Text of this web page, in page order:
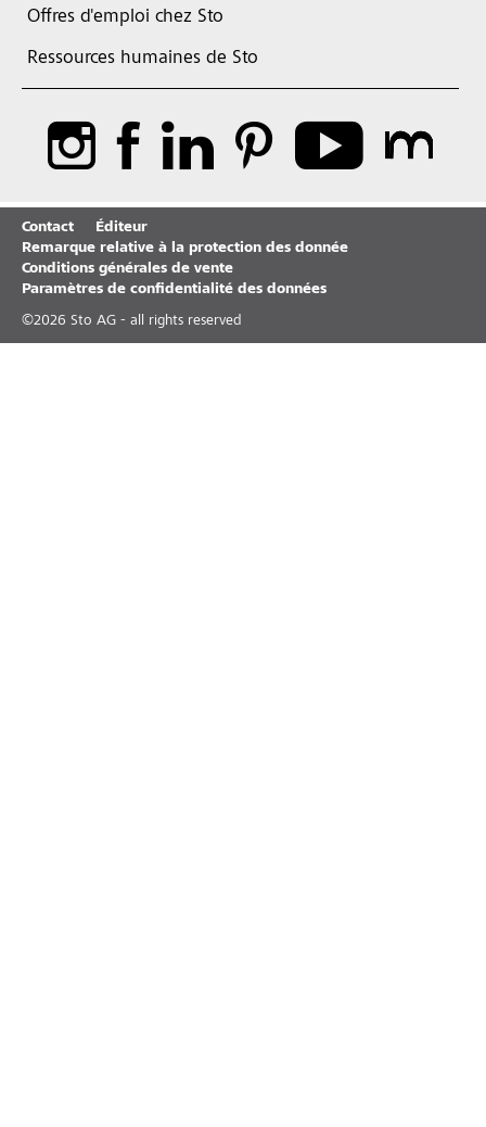
Offres d'emploi chez Sto
Ressources humaines de Sto
Contact
Éditeur
Remarque relative à la protection des donnée
Conditions générales de vente
Paramètres de confidentialité des données
©2026 Sto AG - all rights reserved